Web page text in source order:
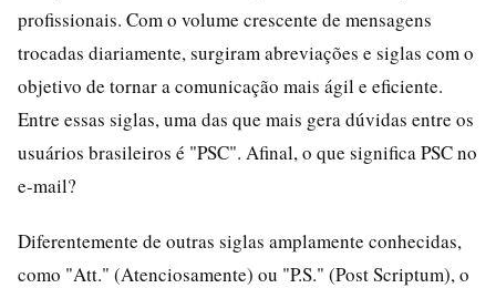
profissionais. Com o volume crescente de mensagens
trocadas diariamente, surgiram abreviações e siglas com o
objetivo de tornar a comunicação mais ágil e eficiente.
Entre essas siglas, uma das que mais gera dúvidas entre os
usuários brasileiros é "PSC". Afinal, o que significa PSC no
e-mail?
Diferentemente de outras siglas amplamente conhecidas,
como "Att." (Atenciosamente) ou "P.S." (Post Scriptum), o